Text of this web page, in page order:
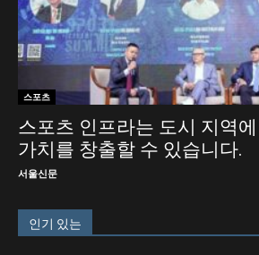
스포츠
스포츠 인프라는 도시 지역
가치를 창출할 수 있습니다.
서울신문
인기 있는